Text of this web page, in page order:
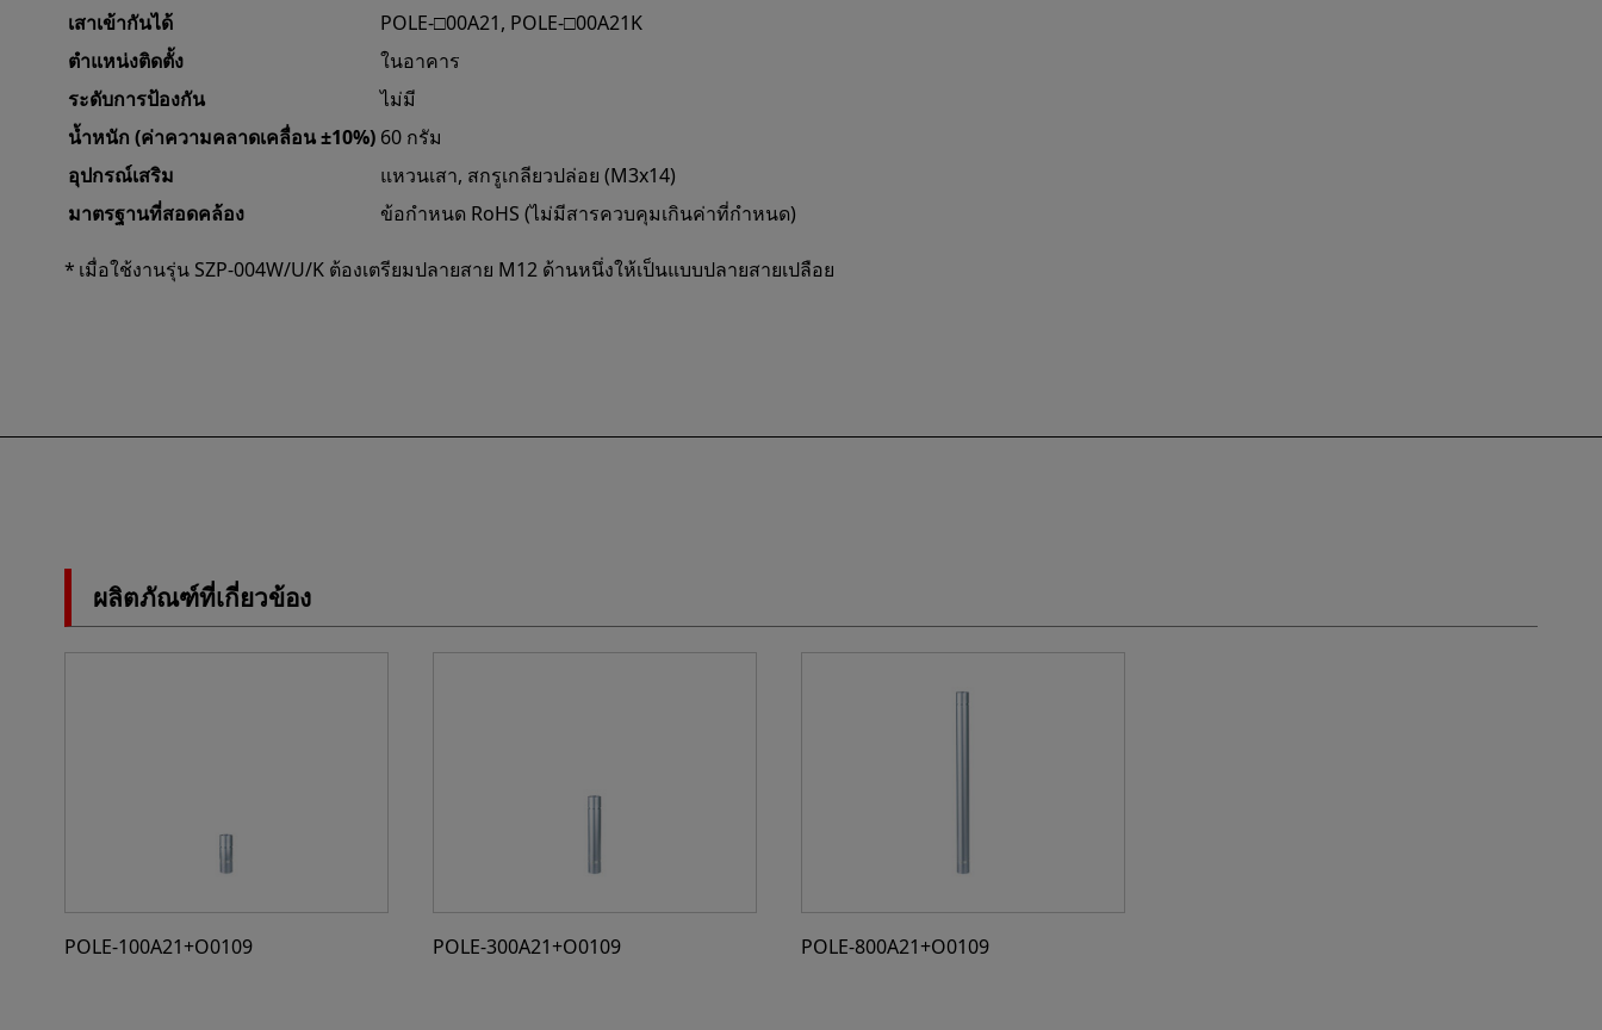
เสาเข้ากันได้
POLE-□00A21, POLE-□00A21K
ตำแหน่งติดตั้ง
ในอาคาร
ระดับการป้องกัน
ไม่มี
น้ำหนัก (ค่าความคลาดเคลื่อน ±10%) 60 กรัม
อุปกรณ์เสริม
แหวนเสา, สกรูเกลียวปล่อย (M3x14)
มาตรฐานที่สอดคล้อง
ข้อกำหนด RoHS (ไม่มีสารควบคุมเกินค่าที่กำหนด)
เมื่อใช้งานรุ่น SZP-004W/U/K ต้องเตรียมปลายสาย M12 ด้านหนึ่งให้เป็นแบบปลายสายเปลือย
ผลิตภัณฑ์ที่เกี่ยวข้อง
POLE-100A21+O0109 POLE-300A21+O0109 POLE-800A21+O0109